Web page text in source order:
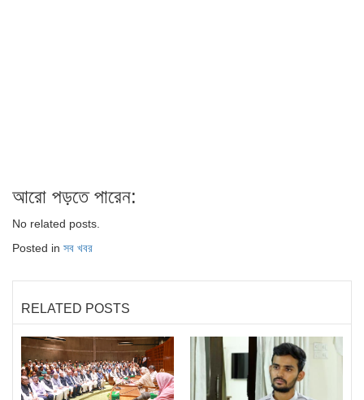
আরো পড়তে পারেন:
No related posts.
Posted in সব খবর
RELATED POSTS